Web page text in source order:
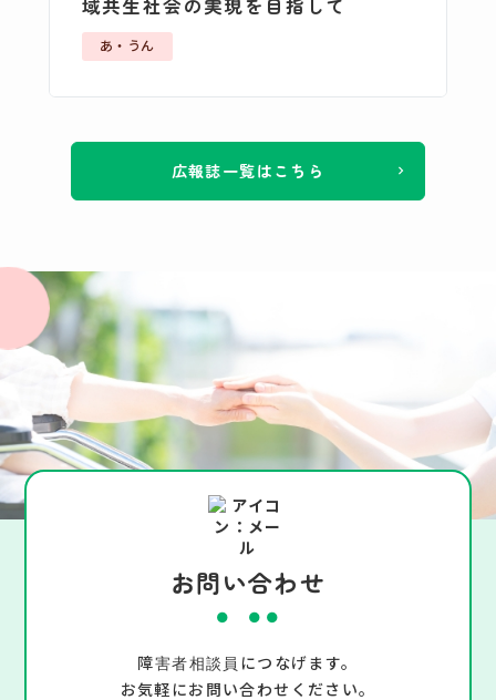
あ・うん
広報誌一覧はこちら
お問い合わせ
障害者相談員につなげます。
お気軽にお問い合わせください。